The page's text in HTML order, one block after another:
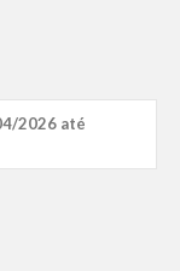
2026 até